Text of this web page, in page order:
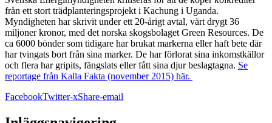
från ett stort trädplanteringsprojekt i Kachung i Uganda.
Myndigheten har skrivit under ett 20-årigt avtal, värt drygt 36
miljoner kronor, med det norska skogsbolaget Green Resources. De
ca 6000 bönder som tidigare har brukat markerna eller haft bete där
har tvingats bort från sina marker. De har förlorat sina inkomstkällor
och flera har gripits, fängslats eller fått sina djur beslagtagna. Se
reportage från Kalla Fakta (november 2015) här.
FacebookTwitter-xShare-email